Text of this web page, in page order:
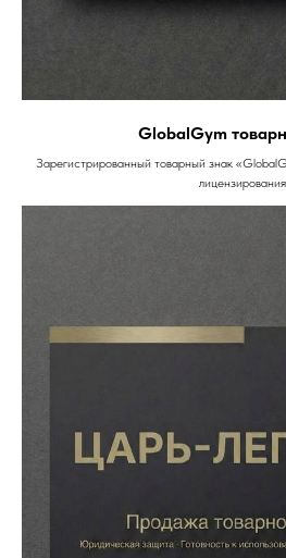
GlobalGym
Зарегистрированный товарный знак